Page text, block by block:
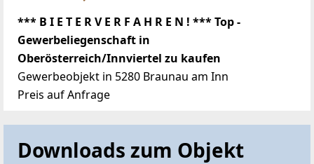
*** B I E T E R V E R F A H R E N ! *** Top -
Gewerbeliegenschaft in
Oberösterreich/Innviertel zu kaufen
Gewerbeobjekt in 5280 Braunau am Inn
Preis auf Anfrage
Downloads zum Objekt